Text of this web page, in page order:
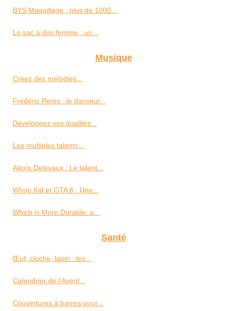
BYS Maquillage : plus de 1000...
Le sac à dos femme : un...
Musique
Créez des mélodies...
Frédéric Peres : le danseur...
Développez vos qualités...
Les multiples talents...
Alexis Delevaux : Le talent...
Whoo Kid et GTA 6 : Une...
Which is More Durable: a...
Santé
Œuf, cloche, lapin : les...
Calendrier de l’Avent...
Couvertures à barres pour...